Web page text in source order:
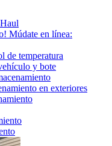
Múdate en línea:
de temperatura
y bote
en exteriores